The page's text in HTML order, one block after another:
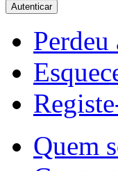
Autenticar
Perdeu
Quem